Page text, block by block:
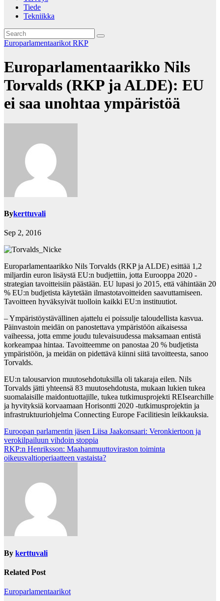
Tiede
Tekniikka
Europarlamentaarikot RKP
Europarlamentaarikko Nils
Torvalds (RKP ja ALDE): EU
ei saa unohtaa ympäristöä
Bykerttuvali
Sep 2, 2016
Europarlamentaarikko Nils Torvalds (RKP ja ALDE) esittää 1,2
miljardin euron lisäystä EU:n budjettiin, jotta Eurooppa 2020 -
strategian tavoitteisiin päästään. EU lupasi jo 2015, että vähintään 20
% EU:n budjetista käytetään ilmastotavoitteiden saavuttamiseen.
Tavoitteen hyväksyivät tuolloin kaikki EU:n instituutiot.
– Ympäristöystävällinen ajattelu ei poissulje taloudellista kasvua.
Päinvastoin meidän on panostettava ympäristöön aikaisessa
vaiheessa, jotta emme joudu tulevaisuudessa maksamaan entistä
korkeampaa hintaa. Tavoitteemme on panostaa 20 % budjetista
ympäristöön, ja meidän on pidettävä kiinni siitä tavoitteesta, sanoo
Torvalds.
EU:n talousarvion muutosehdotuksilla oli takaraja eilen. Nils
Torvalds jätti yhteensä 83 muutosehdotusta, mukaan lukien tukea
suomalaisille maidontuottajille, tukea tutkimusprojekti REIsearchille
ja hyvityksiä korvaamaan Horisontti 2020 -tutkimusprojektin ja
infrastruktuuriohjelma Connecting Europe Facilitiesin leikkauksia.
Post
navigation
Euroopan parlamentin jäsen Liisa Jaakonsaari: Veronkiertoon ja
verokilpailuun vihdoin stoppia
RKP:n Henriksson: Maahanmuuttoviraston toiminta
oikeusvaltioperiaatteen vastaista?
By kerttuvali
Related Post
Europarlamentaarikot